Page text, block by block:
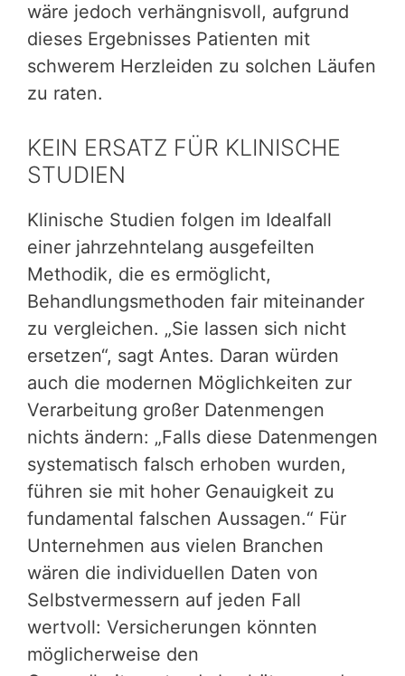
wäre jedoch verhängnisvoll, aufgrund
dieses Ergebnisses Patienten mit
schwerem Herzleiden zu solchen Läufen
zu raten.
KEIN ERSATZ FÜR KLINISCHE
STUDIEN
Klinische Studien folgen im Idealfall
einer jahrzehntelang ausgefeilten
Methodik, die es ermöglicht,
Behandlungsmethoden fair miteinander
zu vergleichen. „Sie lassen sich nicht
ersetzen“, sagt Antes. Daran würden
auch die modernen Möglichkeiten zur
Verarbeitung großer Datenmengen
nichts ändern: „Falls diese Datenmengen
systematisch falsch erhoben wurden,
führen sie mit hoher Genauigkeit zu
fundamental falschen Aussagen.“ Für
Unternehmen aus vielen Branchen
wären die individuellen Daten von
Selbstvermessern auf jeden Fall
wertvoll: Versicherungen könnten
möglicherweise den